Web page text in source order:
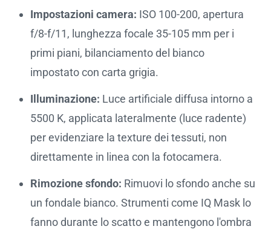
Impostazioni camera: ISO 100-200, apertura
f/8-f/11, lunghezza focale 35-105 mm per i
primi piani, bilanciamento del bianco
impostato con carta grigia.
Illuminazione: Luce artificiale diffusa intorno a
5500 K, applicata lateralmente (luce radente)
per evidenziare la texture dei tessuti, non
direttamente in linea con la fotocamera.
Rimozione sfondo: Rimuovi lo sfondo anche su
un fondale bianco. Strumenti come IQ Mask lo
fanno durante lo scatto e mantengono l'ombra